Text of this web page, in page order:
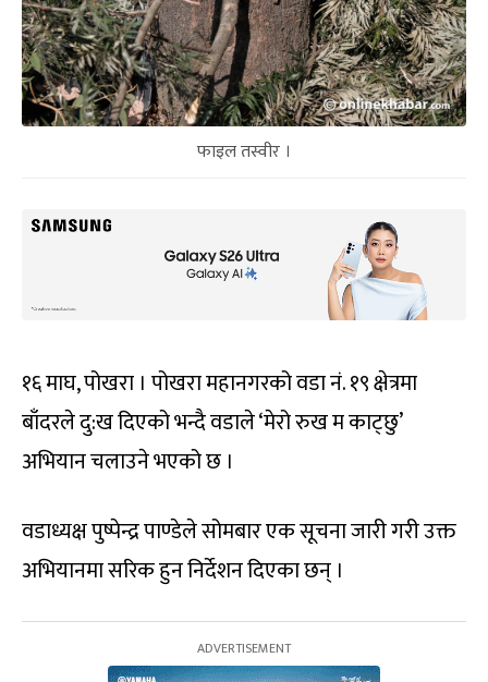
फाइल तस्वीर ।
१६ माघ, पोखरा । पोखरा महानगरको वडा नं. १९ क्षेत्रमा
बाँदरले दु:ख दिएको भन्दै वडाले ‘मेरो रुख म काट्छु’
अभियान चलाउने भएको छ ।
वडाध्यक्ष पुष्पेन्द्र पाण्डेले सोमबार एक सूचना जारी गरी उक्त
अभियानमा सरिक हुन निर्देशन दिएका छन् ।